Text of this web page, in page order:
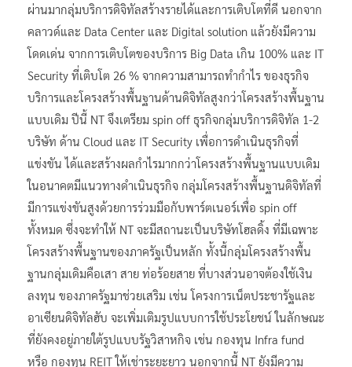
ผ่านมากลุ่มบริการดิจิทัลสร้างรายได้และการเติบโตที่ดี นอกจาก
คลาวด์และ Data Center และ Digital solution แล้วยังมีความ
โดดเด่น จากการเติบโตของบริการ Big Data เกิน 100% และ IT
Security ที่เติบโต 26 % จากความสามารถทำกำไร ของธุรกิจ
บริการและโครงสร้างพื้นฐานด้านดิจิทัลสูงกว่าโครงสร้างพื้นฐาน
แบบเดิม ปีนี้ NT จึงเตรียม spin off ธุรกิจกลุ่มบริการดิจิทัล 1-2
บริษัท ด้าน Cloud และ IT Security เพื่อการดำเนินธุรกิจที่
แข่งขัน ได้และสร้างผลกำไรมากกว่าโครงสร้างพื้นฐานแบบเดิม
ในอนาคตมีแนวทางดำเนินธุรกิจ กลุ่มโครงสร้างพื้นฐานดิจิทัลที่
มีการแข่งขันสูงด้วยการร่วมมือกับพาร์ตเนอร์เพื่อ spin off
ทั้งหมด ซึ่งจะทำให้ NT จะมีสถานะเป็นบริษัทโฮลดิ้ง ที่มีเฉพาะ
โครงสร้างพื้นฐานของภาครัฐเป็นหลัก ทั้งนี้กลุ่มโครงสร้างพื้น
ฐานกลุ่มเดิมคือเสา สาย ท่อร้อยสาย ที่บางส่วนอาจต้องใช้เงิน
ลงทุน ของภาครัฐมาช่วยเสริม เช่น โครงการเน็ตประชารัฐและ
อาเซียนดิจิทัลฮับ จะเพิ่มเติมรูปแบบการใช้ประโยชน์ ในลักษณะ
ที่ยังคงอยู่ภายใต้รูปแบบรัฐวิสาหกิจ เช่น กองทุน Infra fund
หรือ กองทุน REIT ให้เช่าระยะยาว นอกจากนี้ NT ยังมีความ